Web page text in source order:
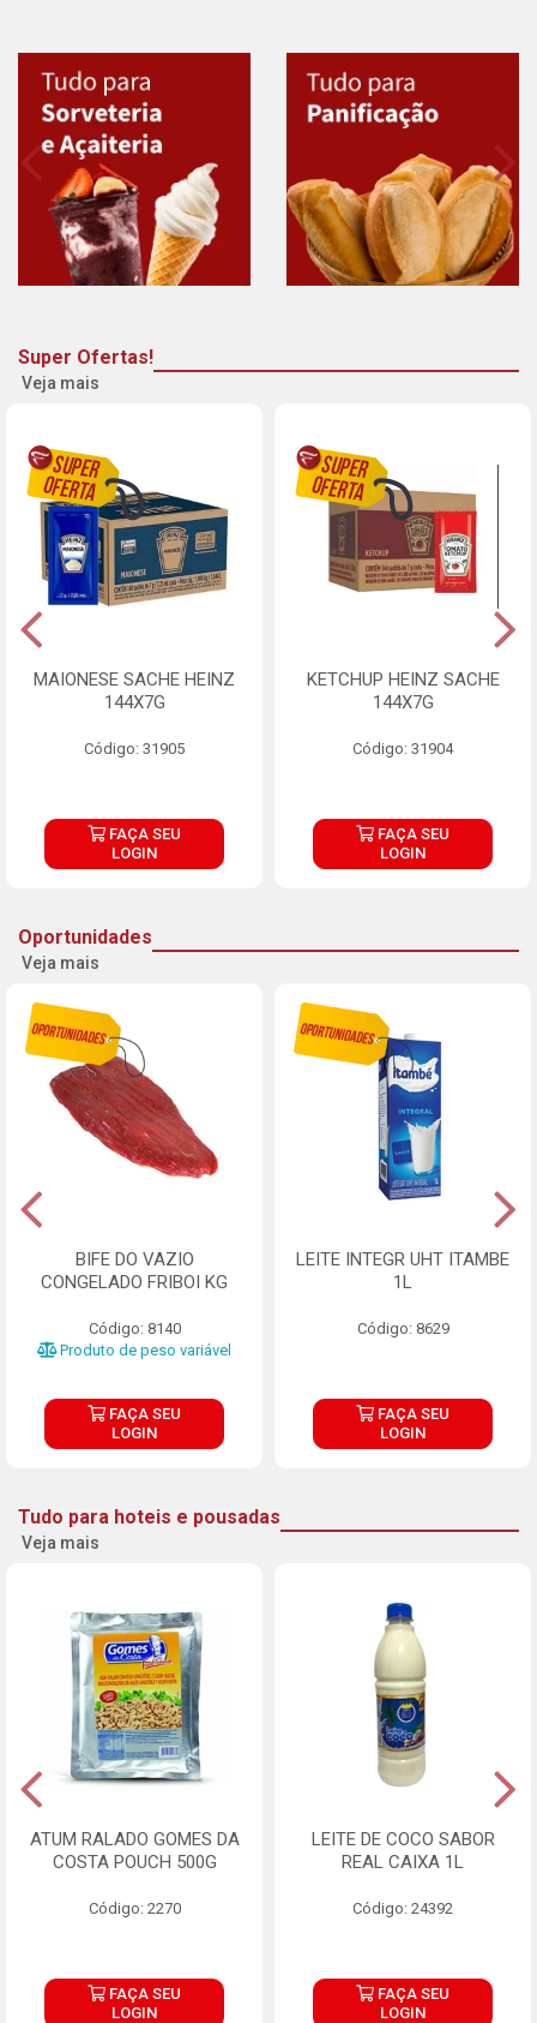
Super Ofertas!
Veja mais
MAIONESE SACHE HEINZ
144X7G
Código: 31905
FAÇA SEU
LOGIN
KETCHUP HEINZ SACHE
144X7G
Código: 31904
FAÇA SEU
LOGIN
Oportunidades
Veja mais
BIFE DO VAZIO
CONGELADO FRIBOI KG
Código: 8140
Produto de peso variável
FAÇA SEU
LOGIN
LEITE INTEGR UHT ITAMBE
1L
Código: 8629
FAÇA SEU
LOGIN
Tudo para hoteis e pousadas
Veja mais
ATUM RALADO GOMES DA
COSTA POUCH 500G
Código: 2270
FAÇA SEU
LOGIN
LEITE DE COCO SABOR
REAL CAIXA 1L
Código: 24392
FAÇA SEU
LOGIN